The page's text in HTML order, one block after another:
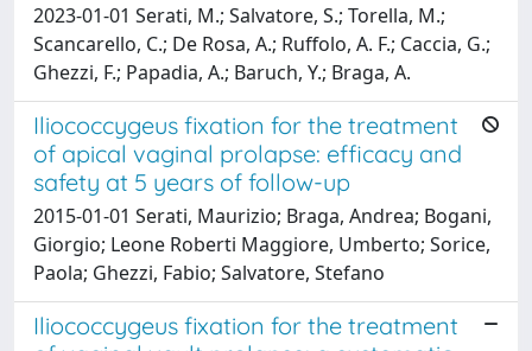
2023-01-01 Serati, M.; Salvatore, S.; Torella, M.;
Scancarello, C.; De Rosa, A.; Ruffolo, A. F.; Caccia, G.;
Ghezzi, F.; Papadia, A.; Baruch, Y.; Braga, A.
Iliococcygeus fixation for the treatment
of apical vaginal prolapse: efficacy and
safety at 5 years of follow-up
2015-01-01 Serati, Maurizio; Braga, Andrea; Bogani,
Giorgio; Leone Roberti Maggiore, Umberto; Sorice,
Paola; Ghezzi, Fabio; Salvatore, Stefano
Iliococcygeus fixation for the treatment